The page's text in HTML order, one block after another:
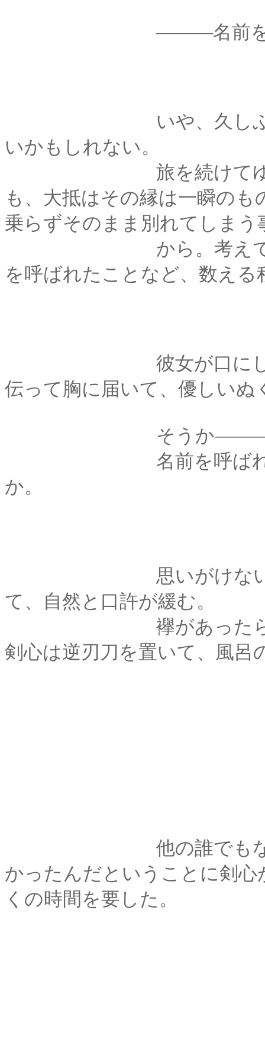
―――名前を、呼ば
いや、久しぶりど
いかもしれない。
旅を続けてゆくなか
も、大抵はその縁は一瞬の
乗らずそのまま別れてしまう
から。考えてみれば
を呼ばれたことなど、数え
彼女が口にした「剣
伝って胸に届いて、優しいぬ
そうか―――知ら
名前を呼ばれるとい
か。
思いがけない「発見
て、自然と口許が緩む。
襷があったら貸して
剣心は逆刃刀を置いて、風呂
他の誰でもなく、彼
かったんだということに剣
くの時間を要した。